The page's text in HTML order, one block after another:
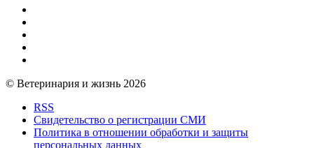
© Ветеринария и жизнь 2026
RSS
Свидетельство о регистрации СМИ
Политика в отношении обработки и защиты
персональных данных